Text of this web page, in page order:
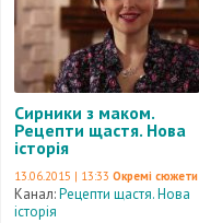
Сирники з маком.
Рецепти щастя. Нова
історія
13.06.2015 | 13:33 Окремі сюжети
Канал:Рецепти щастя. Нова
історія